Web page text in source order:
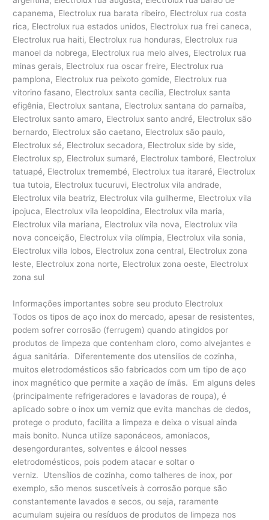
capanema, Electrolux rua barata ribeiro, Electrolux rua costa
rica, Electrolux rua estados unidos, Electrolux rua frei caneca,
Electrolux rua haiti, Electrolux rua honduras, Electrolux rua
manoel da nobrega, Electrolux rua melo alves, Electrolux rua
minas gerais, Electrolux rua oscar freire, Electrolux rua
pamplona, Electrolux rua peixoto gomide, Electrolux rua
vitorino fasano, Electrolux santa cecília, Electrolux santa
efigênia, Electrolux santana, Electrolux santana do parnaíba,
Electrolux santo amaro, Electrolux santo andré, Electrolux são
bernardo, Electrolux são caetano, Electrolux são paulo,
Electrolux sé, Electrolux secadora, Electrolux side by side,
Electrolux sp, Electrolux sumaré, Electrolux tamboré, Electrolux
tatuapé, Electrolux tremembé, Electrolux tua itararé, Electrolux
tua tutoia, Electrolux tucuruvi, Electrolux vila andrade,
Electrolux vila beatriz, Electrolux vila guilherme, Electrolux vila
ipojuca, Electrolux vila leopoldina, Electrolux vila maria,
Electrolux vila mariana, Electrolux vila nova, Electrolux vila
nova conceição, Electrolux vila olímpia, Electrolux vila sonia,
Electrolux villa lobos, Electrolux zona central, Electrolux zona
leste, Electrolux zona norte, Electrolux zona oeste, Electrolux
zona sul
Informações importantes sobre seu produto Electrolux
Todos os tipos de aço inox do mercado, apesar de resistentes,
podem sofrer corrosão (ferrugem) quando atingidos por
produtos de limpeza que contenham cloro, como alvejantes e
água sanitária. Diferentemente dos utensílios de cozinha,
muitos eletrodomésticos são fabricados com um tipo de aço
inox magnético que permite a xação de ímãs. Em alguns deles
(principalmente refrigeradores e lavadoras de roupa), é
aplicado sobre o inox um verniz que evita manchas de dedos,
protege o produto, facilita a limpeza e deixa o visual ainda
mais bonito. Nunca utilize saponáceos, amoníacos,
desengordurantes, solventes e álcool nesses
eletrodomésticos, pois podem atacar e soltar o
verniz. Utensílios de cozinha, como talheres de inox, por
exemplo, são menos suscetíveis à corrosão porque são
constantemente lavados e secos, ou seja, raramente
acumulam sujeira ou resíduos de produtos de limpeza nos